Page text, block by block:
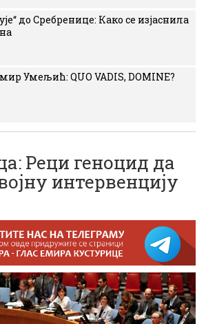
до Сребренице: Како се изјаснила
Умељић: QUO VADIS, DOMINE?
Реци геноцид да
интервенцију